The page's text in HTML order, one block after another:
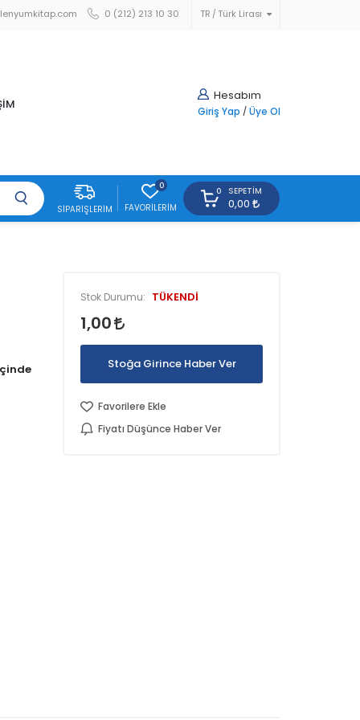
TR Türk Lirası
0 (212) 213 10 30
Hesabım
Giriş Yap / Üye Ol
SIPARIŞLERIM
0
FAVORILERIM
0 SEPETIM
0,00
Stok Durumu: TÜKENDİ
1,00
Stoğa Girince Haber Ver
Favorilere Ekle
Fiyatı Düşünce Haber Ver